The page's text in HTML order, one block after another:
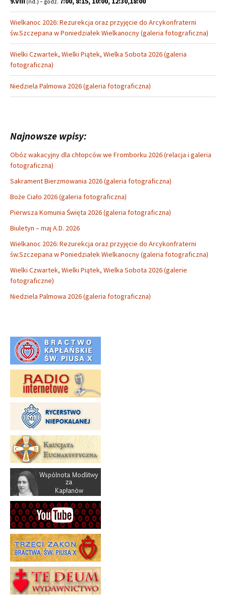
(nd.) – godz.
Wielkanoc 2026: Rezurekcja oraz przyjęcie do Arcykonfraterni
św.Szczepana w Poniedziałek Wielkanocny (galeria fotograficzna)
Wielki Czwartek, Wielki Piątek, Wielka Sobota 2026 (galeria
fotograficzna)
Niedziela Palmowa 2026 (galeria fotograficzna)
Najnowsze wpisy:
Obóz wakacyjny dla chłopców we Fromborku 2026 (relacja i galeria
fotograficzna)
Sakrament Bierzmowania 2026 (galeria fotograficzna)
Boże Ciało 2026 (galeria fotograficzna)
Pierwsza Komunia Święta 2026 (galeria fotograficzna)
Biuletyn – maj A.D. 2026
Wielkanoc 2026: Rezurekcja oraz przyjęcie do Arcykonfraterni
św.Szczepana w Poniedziałek Wielkanocny (galeria fotograficzna)
Wielki Czwartek, Wielki Piątek, Wielka Sobota 2026 (galerie
fotograficzne)
Niedziela Palmowa 2026 (galeria fotograficzna)